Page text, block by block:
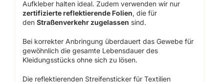
Aufkleber halten ideal. Zudem verwenden wir nur
zertifizierte reflektierende Folien, die für
denStraßenverkehr zugelassen sind.
Bei korrekter Anbringung überdauert das Gewebe für
gewöhnlich die gesamte Lebensdauer des
Kleidungsstücks ohne sich zu lösen.
Die reflektierenden Streifensticker für Textilien